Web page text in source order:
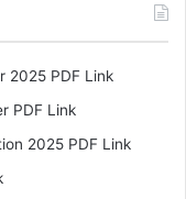
2025 PDF Link
PDF Link
2025 PDF Link